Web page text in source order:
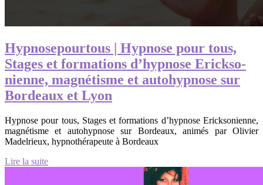
Hypnosepourtous | Hypnose pour tous,
Stages et formations d’hypnose Erickso­
nien­ne, magnétisme et autohypnose sur
Bordeaux et Lyon
Hypnose pour tous, Stages et formations d’hypnose Ericksonienne,
magnétisme et autohypnose sur Bordeaux, animés par Olivier
Madelrieux, hypnothérapeute à Bordeaux
Lire la suite